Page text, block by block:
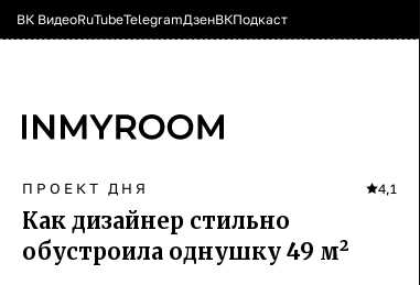
ВК ВидеоRuTubeTelegramДзенВКПодкаст
ПРОЕКТ ДНЯ 4,1
Как дизайнер стильно
обустроила однушку 49 м²